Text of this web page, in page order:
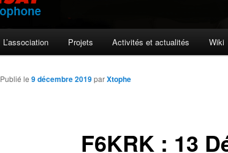
L’association Projets Activités et actualités Wiki
F6KRK : 13
Publié le 9 décembre 2019parXtophe